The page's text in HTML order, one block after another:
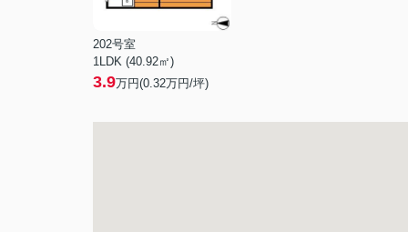
202号室
1LDK (40.92㎡)
3.9万円(0.32万円/坪)